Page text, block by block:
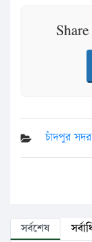
চাঁদপুর সদর
সর্বশেষ